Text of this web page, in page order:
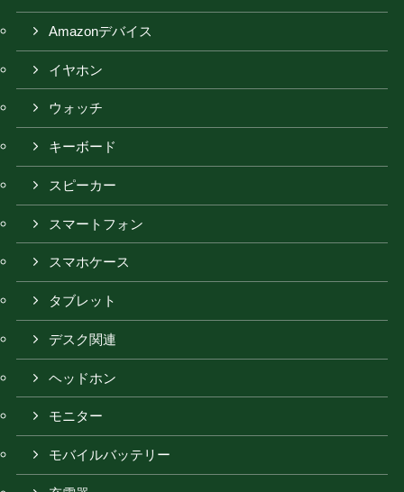
Amazonデバイス
イヤホン
ウォッチ
キーボード
スピーカー
スマートフォン
スマホケース
タブレット
デスク関連
ヘッドホン
モニター
モバイルバッテリー